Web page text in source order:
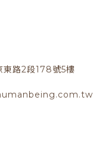
東路2段178號5樓